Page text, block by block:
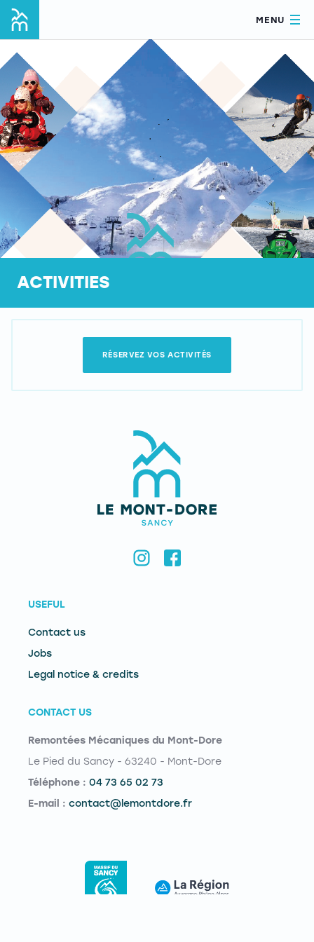
MENU
ACTIVITIES
RÉSERVEZ VOS ACTIVITÉS
USEFUL
Contact us
Jobs
Legal notice & credits
CONTACT US
Remontées Mécaniques du Mont-Dore
Le Pied du Sancy - 63240 - Mont-Dore
Téléphone : 04 73 65 02 73
E-mail : contact@lemontdore.fr